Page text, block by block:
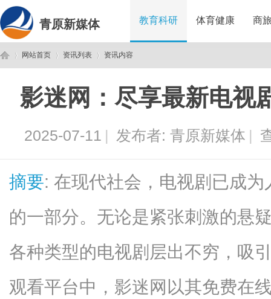
青原新媒体 教育科研 体育健康 商
网站首页
›
资讯列表 资讯内容
影迷网：尽享最新电视
2025-07-11 | 发布者: 青原新媒体 |
摘要: 在现代社会，电视剧已成
的一部分。无论是紧张刺激的悬
各种类型的电视剧层出不穷，吸
观看平台中，影迷网以其免费在